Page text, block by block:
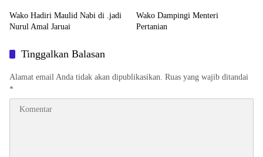
Wako Hadiri Maulid Nabi di .jadi
Nurul Amal Jaruai
Wako Dampingi Menteri
Pertanian
Tinggalkan Balasan
Alamat email Anda tidak akan dipublikasikan. Ruas yang wajib ditandai
*